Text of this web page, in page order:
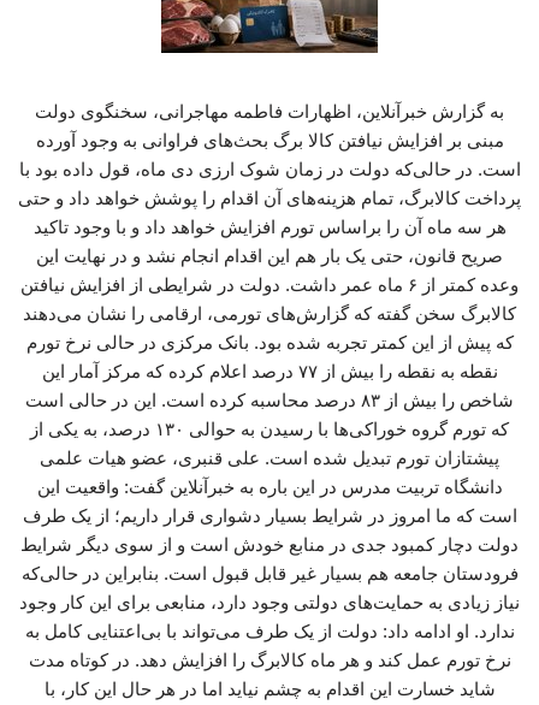
به گزارش خبرآنلاین، اظهارات فاطمه مهاجرانی، سخنگوی دولت
مبنی بر افزایش نیافتن کالا برگ بحث‌های فراوانی به وجود آورده
است. در حالی‌که دولت در زمان شوک ارزی دی ماه، قول داده بود با
پرداخت کالابرگ، تمام هزینه‌های آن اقدام را پوشش خواهد داد و حتی
هر سه ماه آن را براساس تورم افزایش خواهد داد و با وجود تاکید
صریح قانون، حتی یک بار هم این اقدام انجام نشد و در نهایت این
وعده کمتر از ۶ ماه عمر داشت. دولت در شرایطی از افزایش نیافتن
کالابرگ سخن گفته که گزارش‌های تورمی، ارقامی را نشان می‌دهند
که پیش از این کمتر تجربه شده بود. بانک مرکزی در حالی نرخ تورم
نقطه به نقطه را بیش از ۷۷ درصد اعلام کرده که مرکز آمار این
شاخص را بیش از ۸۳ درصد محاسبه کرده است. این در حالی است
که تورم گروه خوراکی‌ها با رسیدن به حوالی ۱۳۰ درصد، به یکی از
پیشتازان تورم تبدیل شده است. علی قنبری، عضو هیات علمی
دانشگاه تربیت مدرس در این باره به خبرآنلاین گفت: واقعیت این
است که ما امروز در شرایط بسیار دشواری قرار داریم؛ از یک طرف
دولت دچار کمبود جدی در منابع خودش است و از سوی دیگر شرایط
فرودستان جامعه هم بسیار غیر قابل قبول است. بنابراین در حالی‌که
نیاز زیادی به حمایت‌های دولتی وجود دارد، منابعی برای این کار وجود
ندارد. او ادامه داد: دولت از یک طرف می‌تواند با بی‌اعتنایی کامل به
نرخ تورم عمل کند و هر ماه کالابرگ را افزایش دهد. در کوتاه مدت
شاید خسارت این اقدام به چشم نیاید اما در هر حال این کار، با